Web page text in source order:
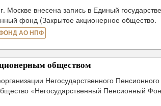
внесена запись в Единый
фонд (Закрытое акционерное общество.
АО НПФ
обществом
Негосударственного
«Негосударственный Пенсионный